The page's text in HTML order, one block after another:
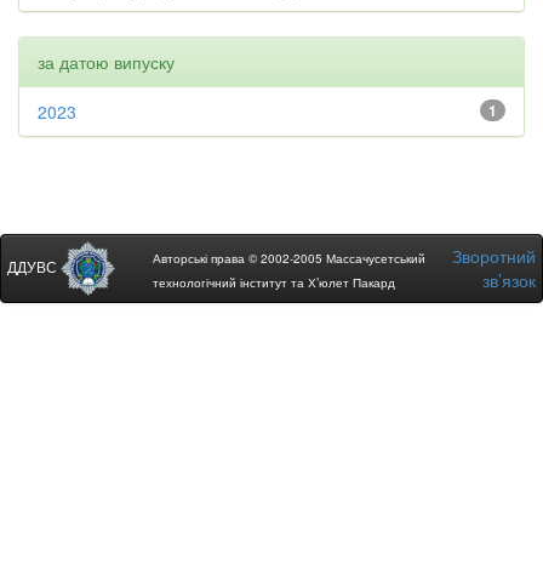
за датою випуску
1
2023
ДДУВС
Авторські права © 2002-2005 Массачусетський
технологічний інститут та Х’юлет Пакард
Зворотний
зв’язок